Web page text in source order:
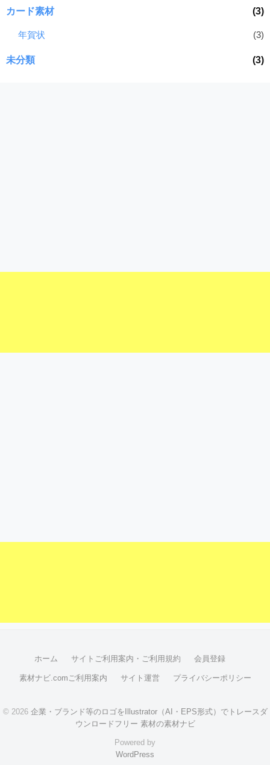
カード素材 (3)
年賀状 (3)
未分類 (3)
ホーム サイトご利用案内・ご利用規約 会員登録
素材ナビ.comご利用案内 サイト運営 プライバシーポリシー
© 2026 企業・ブランド等のロゴをIllustrator（AI・EPS形式）でトレースダ
ウンロードフリー 素材の素材ナビ
Powered by
WordPress